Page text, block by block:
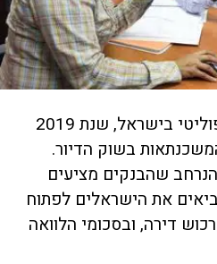
למרות ואולי בגלל המצב הפוליטי בישראל, שנת 2019
בשוק הדיור.
שהבנקים מציעים
את הישראלים לפתוח
דירה, ובסכומי הלוואה